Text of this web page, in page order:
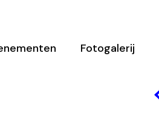
Fotogalerij